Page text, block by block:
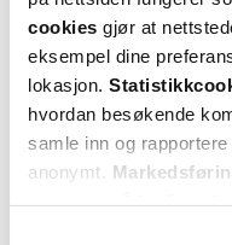
cookies gjør at
eksempel dine
lokasjon.
hvordan besøkende
samle inn og
anonymt.
Veldig bra
2 måneder siden
Caroline
Liker denne mye bedre enn